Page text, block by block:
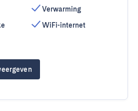
Verwarming
WiFi-internet